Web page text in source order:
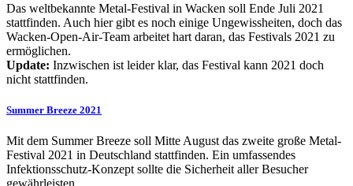
Das weltbekannte Metal-Festival in Wacken soll Ende Juli 2021
stattfinden. Auch hier gibt es noch einige Ungewissheiten, doch das
Wacken-Open-Air-Team arbeitet hart daran, das Festivals 2021 zu
ermöglichen.
Update: Inzwischen ist leider klar, das Festival kann 2021 doch
nicht stattfinden.
Summer Breeze 2021
Mit dem Summer Breeze soll Mitte August das zweite große Metal-
Festival 2021 in Deutschland stattfinden. Ein umfassendes
Infektionsschutz-Konzept sollte die Sicherheit aller Besucher